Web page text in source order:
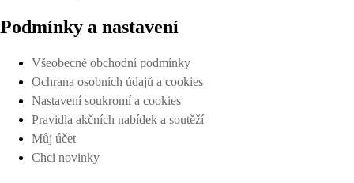
Podmínky a nastavení
Všeobecné obchodní podmínky
Ochrana osobních údajů a cookies
Nastavení soukromí a cookies
Pravidla akčních nabídek a soutěží
Můj účet
Chci novinky